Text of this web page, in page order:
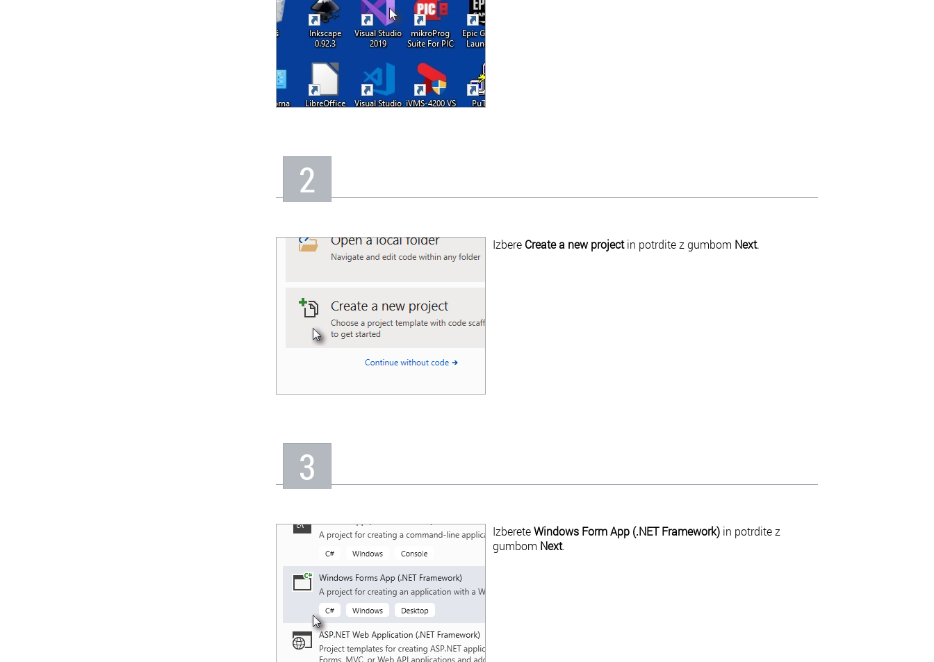
2
Izbere Create a new projectin potrdite z gumbom Next.
3
IzbereteWindows Form App (.NET Framework) in potrdite z
gumbom Next.